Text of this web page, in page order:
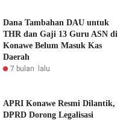
Dana Tambahan DAU untuk
THR dan Gaji 13 Guru ASN di
Konawe Belum Masuk Kas
Daerah
7 bulan lalu
APRI Konawe Resmi Dilantik,
DPRD Dorong Legalisasi